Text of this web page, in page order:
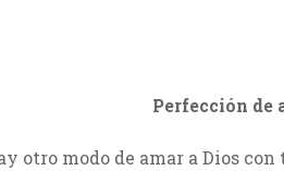
Perfección de
otro modo de amar a Dios